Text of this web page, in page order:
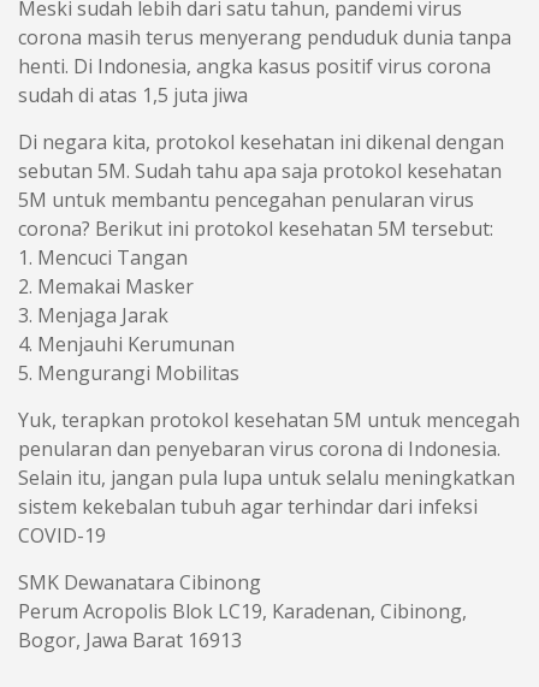
Meski sudah lebih dari satu tahun, pandemi virus
corona masih terus menyerang penduduk dunia tanpa
henti. Di Indonesia, angka kasus positif virus corona
sudah di atas 1,5 juta jiwa
Di negara kita, protokol kesehatan ini dikenal dengan
sebutan 5M. Sudah tahu apa saja protokol kesehatan
5M untuk membantu pencegahan penularan virus
corona? Berikut ini protokol kesehatan 5M tersebut:
1. Mencuci Tangan
2. Memakai Masker
3. Menjaga Jarak
4. Menjauhi Kerumunan
5. Mengurangi Mobilitas
Yuk, terapkan protokol kesehatan 5M untuk mencegah
penularan dan penyebaran virus corona di Indonesia.
Selain itu, jangan pula lupa untuk selalu meningkatkan
sistem kekebalan tubuh agar terhindar dari infeksi
COVID-19
SMK Dewanatara Cibinong
Perum Acropolis Blok LC19, Karadenan, Cibinong,
Bogor, Jawa Barat 16913